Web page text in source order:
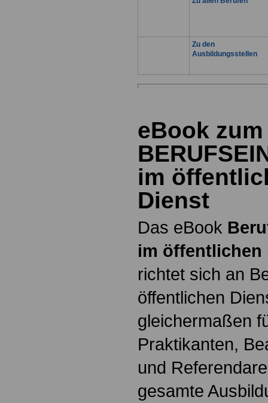
Zu den
Ausbildungsstellen
eBook zum
im
Dienst
Das eBook
im öffentlichen
richtet sich an
öffentlichen
gleichermaßen
Praktikanten,
und
gesamte